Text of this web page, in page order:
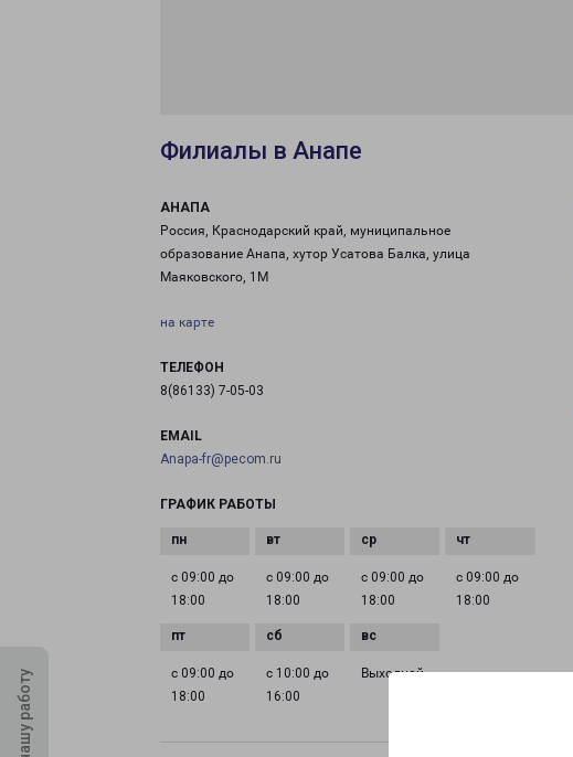
Филиалы в Анапе
АНАПА
Россия, Краснодарский край, муниципальное
образование Анапа, хутор Усатова Балка, улица
Маяковского, 1М
на карте
ТЕЛЕФОН
8(86133) 7-05-03
EMAIL
Anapa-fr@pecom.ru
ГРАФИК РАБОТЫ
с 09:00 до
18:00
с 09:00 до
18:00
с 09:00 до
18:00
с 09:00 до
18:00
с 09:00 до
18:00
с 10:00 до
16:00
Выходной